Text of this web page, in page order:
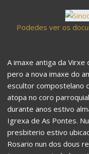
Podedes ver os
A imaxe antiga da Virxe
pero a nova imaxe do
escultor compostelano
atopa no coro
durante anos estivo
Igrexa de As Pontes.
presbiterio estivo
Rosario nun dos dous